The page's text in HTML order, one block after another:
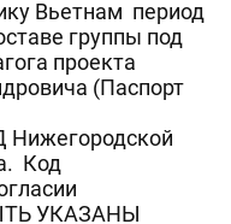
Вьетнам период
группы под
проекта
(Паспорт
Код
УКАЗАНЫ